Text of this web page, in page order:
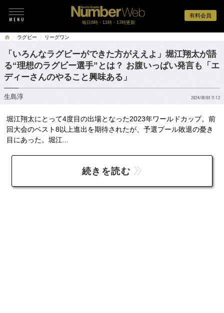
有料会員
毎日6時・11時・17時更新
ラグビー リーグワン
「いろんなラグビーができた方がええよ」堀江翔太が語
る“理想のラグビー選手”とは？ お腹いっぱい発言も「エ
ディーさんのやること興味ある」
生島淳 2024/09/08 11:12
堀江翔太にとって4度目の出場となった2023年ワールドカップ。前
回大会のベスト8以上進出を期待されたが、予選プール敗退の憂き
目にあった。堀江...
続きを読む